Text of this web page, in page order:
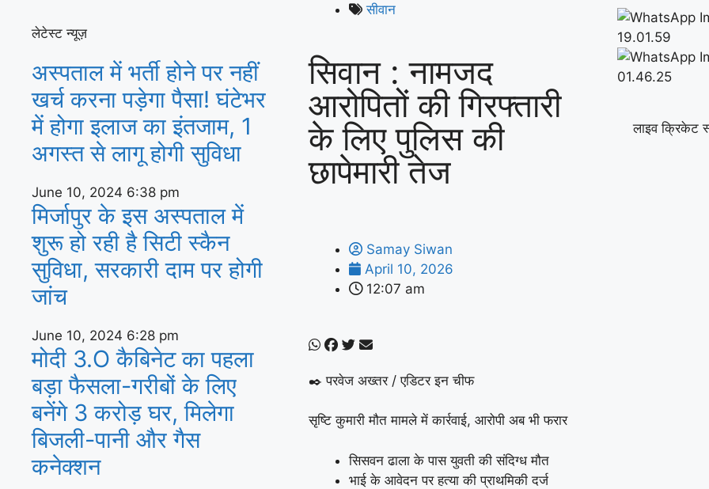
लेटेस्ट न्यूज़
अस्‍पताल में भर्ती होने पर नहीं
खर्च करना पड़ेगा पैसा! घंटेभर
में होगा इलाज का इंतजाम, 1
अगस्‍त से लागू होगी सुविधा
June 10, 2024 6:38 pm
मिर्जापुर के इस अस्पताल में
शुरू हो रही है सिटी स्कैन
सुविधा, सरकारी दाम पर होगी
जांच
June 10, 2024 6:28 pm
मोदी 3.O कैबिनेट का पहला
बड़ा फैसला-गरीबों के ल‍िए
बनेंगे 3 करोड़ घर, म‍िलेगा
बिजली-पानी और गैस
कनेक्‍शन
सीवान
सिवान : नामजद
आरोपितों की गिरफ्तारी
के लिए पुलिस की
छापेमारी तेज
Samay Siwan
April 10, 2026
12:07 am
✒️ परवेज अख्तर / एडिटर इन चीफ
सृष्टि कुमारी मौत मामले में कार्रवाई, आरोपी अब भी फरार
सिसवन ढाला के पास युवती की संदिग्ध मौत
भाई के आवेदन पर हत्या की प्राथमिकी दर्ज
लाइव क्रिकेट